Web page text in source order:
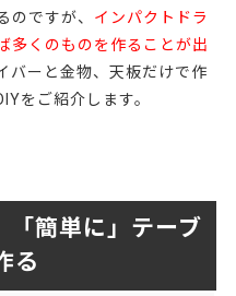
のですが、 インパクトドラ
多くのものを作ることが出
バーと金物、天板だけで作
をご紹介します。
簡単に」テーブ
る